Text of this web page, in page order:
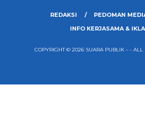
REDAKSI
PEDOMAN
INFO KERJASAMA &
COPYRIGHT © 2026 SUARA PUBLIK – - ALL